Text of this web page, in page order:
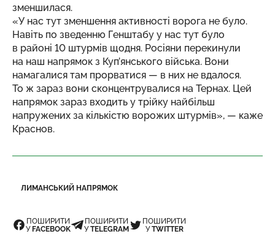
зменшилася.
«У нас тут зменшення активності ворога не було.
Навіть по зведенню Генштабу у нас тут було
в районі 10 штурмів щодня. Росіяни перекинули
на наш напрямок з Куп’янського війська. Вони
намагалися там прорватися — в них не вдалося.
То ж зараз вони сконцентрувалися на Тернах. Цей
напрямок зараз входить у трійку найбільш
напружених за кількістю ворожих штурмів», — каже
Краснов.
ЛИМАНСЬКИЙ НАПРЯМОК
ПОШИРИТИ
У FACEBOOK
ПОШИРИТИ
УTELEGRAM
ПОШИРИТИ
УTWITTER